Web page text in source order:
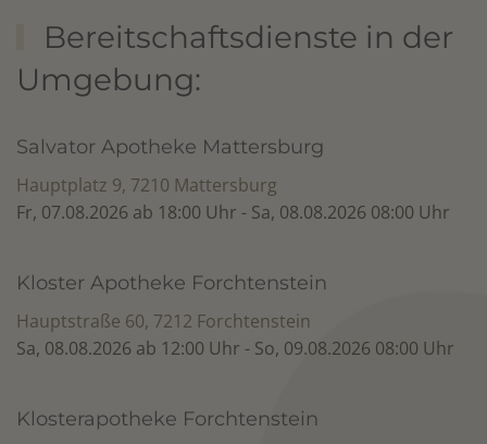
Bereitschaftsdienste in der
Umgebung:
Salvator Apotheke Mattersburg
Hauptplatz 9, 7210 Mattersburg
Fr, 07.08.2026 ab 18:00 Uhr - Sa, 08.08.2026 08:00 Uhr
Kloster Apotheke Forchtenstein
Hauptstraße 60, 7212 Forchtenstein
Sa, 08.08.2026 ab 12:00 Uhr - So, 09.08.2026 08:00 Uhr
Klosterapotheke Forchtenstein